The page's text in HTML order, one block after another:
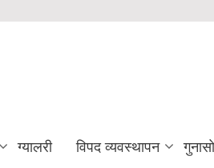
ग्यालरी विपद व्यवस्थापन